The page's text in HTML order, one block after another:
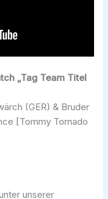
„Tag Team Titel
(GER) & Bruder
[Tommy Tornado
unserer